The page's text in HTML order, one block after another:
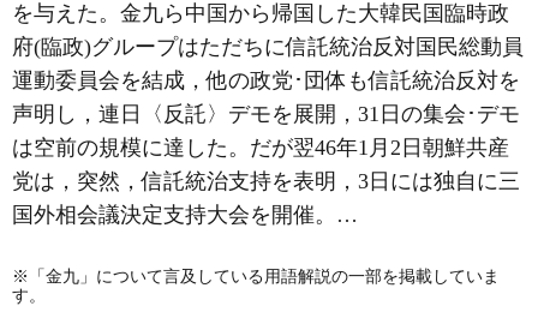
を与えた。金九ら中国から帰国した大韓民国臨時政
府(臨政)グループはただちに信託統治反対国民総動員
運動委員会を結成，他の政党･団体も信託統治反対を
声明し，連日〈反託〉デモを展開，31日の集会･デモ
は空前の規模に達した。だが翌46年1月2日朝鮮共産
党は，突然，信託統治支持を表明，3日には独自に三
国外相会議決定支持大会を開催。…
※「金九」について言及している用語解説の一部を掲載していま
す。